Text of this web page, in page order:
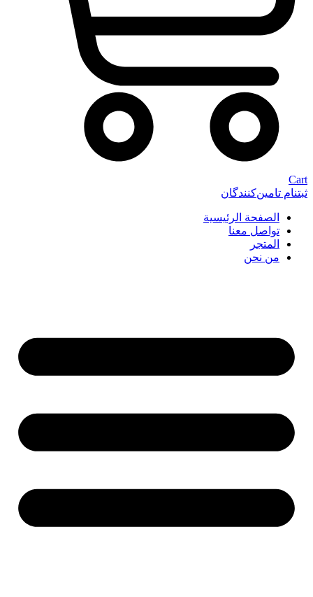
Cart
ثبتنام تامین‌کنندگان
الصفحة الرئيسية
تواصل معنا
المتجر
من نحن